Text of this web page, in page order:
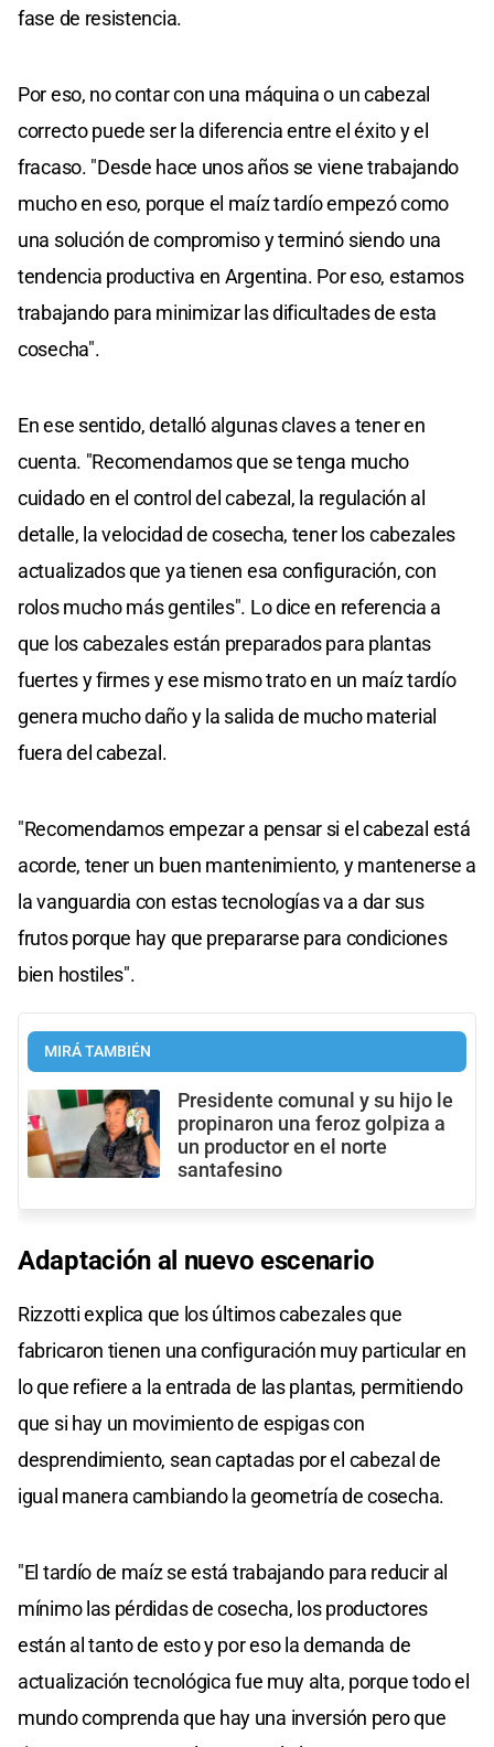
fase de resistencia.
Por eso, no contar con una máquina o un cabezal
correcto puede ser la diferencia entre el éxito y el
fracaso. "Desde hace unos años se viene trabajando
mucho en eso, porque el maíz tardío empezó como
una solución de compromiso y terminó siendo una
tendencia productiva en Argentina. Por eso, estamos
trabajando para minimizar las dificultades de esta
cosecha".
En ese sentido, detalló algunas claves a tener en
cuenta. "Recomendamos que se tenga mucho
cuidado en el control del cabezal, la regulación al
detalle, la velocidad de cosecha, tener los cabezales
actualizados que ya tienen esa configuración, con
rolos mucho más gentiles". Lo dice en referencia a
que los cabezales están preparados para plantas
fuertes y firmes y ese mismo trato en un maíz tardío
genera mucho daño y la salida de mucho material
fuera del cabezal.
"Recomendamos empezar a pensar si el cabezal está
acorde, tener un buen mantenimiento, y mantenerse a
la vanguardia con estas tecnologías va a dar sus
frutos porque hay que prepararse para condiciones
bien hostiles".
MIRÁ TAMBIÉN
Presidente comunal y su hijo le
propinaron una feroz golpiza a
un productor en el norte
santafesino
Adaptación al nuevo escenario
Rizzotti explica que los últimos cabezales que
fabricaron tienen una configuración muy particular en
lo que refiere a la entrada de las plantas, permitiendo
que si hay un movimiento de espigas con
desprendimiento, sean captadas por el cabezal de
igual manera cambiando la geometría de cosecha.
"El tardío de maíz se está trabajando para reducir al
mínimo las pérdidas de cosecha, los productores
están al tanto de esto y por eso la demanda de
actualización tecnológica fue muy alta, porque todo el
mundo comprenda que hay una inversión pero que